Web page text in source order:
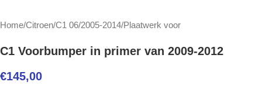
Home/Citroen/C1 06/2005-2014/Plaatwerk voor
C1 Voorbumper in primer van 2009-2012
€145,00